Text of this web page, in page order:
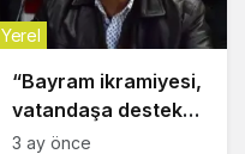
“Bayram ikramiyesi,
vatandaşa destek
olmaktan uzaklaştı”
Yerel
3 ay önce